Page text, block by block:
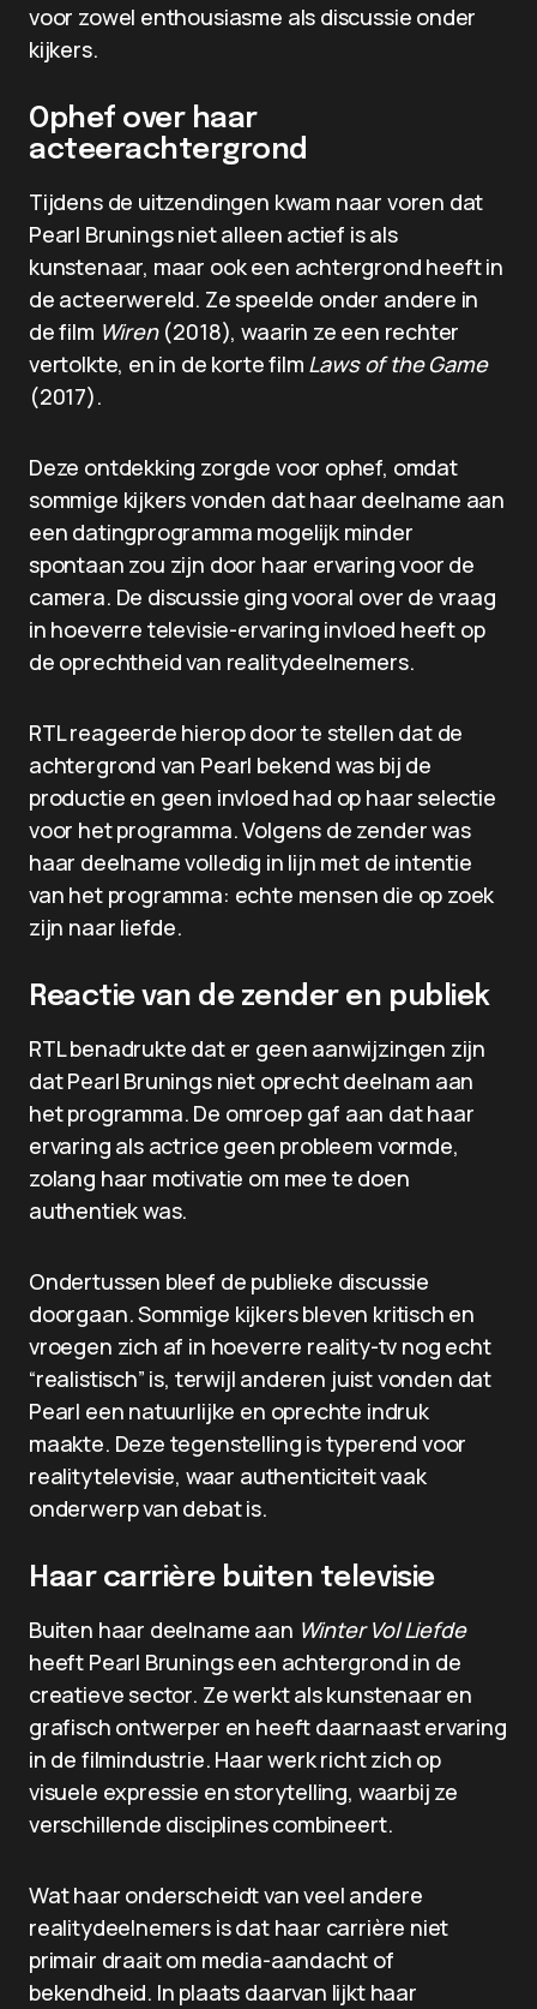
voor zowel enthousiasme als discussie onder
kijkers.
Ophef over haar
acteerachtergrond
Tijdens de uitzendingen kwam naar voren dat
Pearl Brunings niet alleen actief is als
kunstenaar, maar ook een achtergrond heeft in
de acteerwereld. Ze speelde onder andere in
de film Wiren(2018), waarin ze een rechter
vertolkte, en in de korte film Laws of the Game
(2017).
Deze ontdekking zorgde voor ophef, omdat
sommige kijkers vonden dat haar deelname aan
een datingprogramma mogelijk minder
spontaan zou zijn door haar ervaring voor de
camera. De discussie ging vooral over de vraag
in hoeverre televisie-ervaring invloed heeft op
de oprechtheid van realitydeelnemers.
RTL reageerde hierop door te stellen dat de
achtergrond van Pearl bekend was bij de
productie en geen invloed had op haar selectie
voor het programma. Volgens de zender was
haar deelname volledig in lijn met de intentie
van het programma: echte mensen die op zoek
zijn naar liefde.
Reactie van de zender en publiek
RTL benadrukte dat er geen aanwijzingen zijn
dat Pearl Brunings niet oprecht deelnam aan
het programma. De omroep gaf aan dat haar
ervaring als actrice geen probleem vormde,
zolang haar motivatie om mee te doen
authentiek was.
Ondertussen bleef de publieke discussie
doorgaan. Sommige kijkers bleven kritisch en
vroegen zich af in hoeverre reality-tv nog echt
“realistisch” is, terwijl anderen juist vonden dat
Pearl een natuurlijke en oprechte indruk
maakte. Deze tegenstelling is typerend voor
realitytelevisie, waar authenticiteit vaak
onderwerp van debat is.
Haar carrière buiten televisie
Buiten haar deelname aan Winter Vol Liefde
heeft Pearl Brunings een achtergrond in de
creatieve sector. Ze werkt als kunstenaar en
grafisch ontwerper en heeft daarnaast ervaring
in de filmindustrie. Haar werk richt zich op
visuele expressie en storytelling, waarbij ze
verschillende disciplines combineert.
Wat haar onderscheidt van veel andere
realitydeelnemers is dat haar carrière niet
primair draait om media-aandacht of
bekendheid. In plaats daarvan lijkt haar